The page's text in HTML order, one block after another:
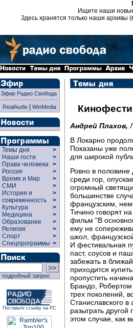
Ищите наши
Здесь хранятся только наши архивы
Эфир Радио Свобода
RealAudio| WinMedia
Темы дня
>
Наши гости
>
Права человека >
Россия
>
Время и Мир
>
СМИ
>
История и
современность
>
>
Культура
>
Медицина
>
Образование
>
Религия
>
Спорт
>
Спецпрограммы >
подробный запрос
Поставьте ссылку на РС
Андрей Плахов,
В Локарно
Показаны уже
для широкой
Ровно в
среди гор,
огромный
большинстве
французским,
Тичино говорят
фильм "В
ему не
школ,
И фестивальная
паст, соусов и
забежать в
приходится
пропустить
Брандо,
трех поколений,
Станиславского в
разыграть
этом случае, как